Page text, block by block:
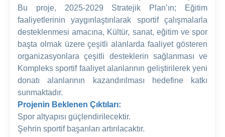
Bu proje, 2025-2029 Stratejik Plan’ın; Eğitim
faaliyetlerinin yaygınlaştırılarak sportif çalışmalarla
desteklenmesi amacına, Kültür, sanat, eğitim ve spor
başta olmak üzere çeşitli alanlarda faaliyet gösteren
organizasyonlara çeşitli desteklerin sağlanması ve
Kompleks sportif faaliyet alanlarının geliştirilerek yeni
donatı alanlarının kazandırılması hedefine katkı
sunmaktadır.
Projenin Beklenen Çıktıları:
Spor altyapısı güçlendirilecektir.
Şehrin sportif başarıları artırılacaktır.